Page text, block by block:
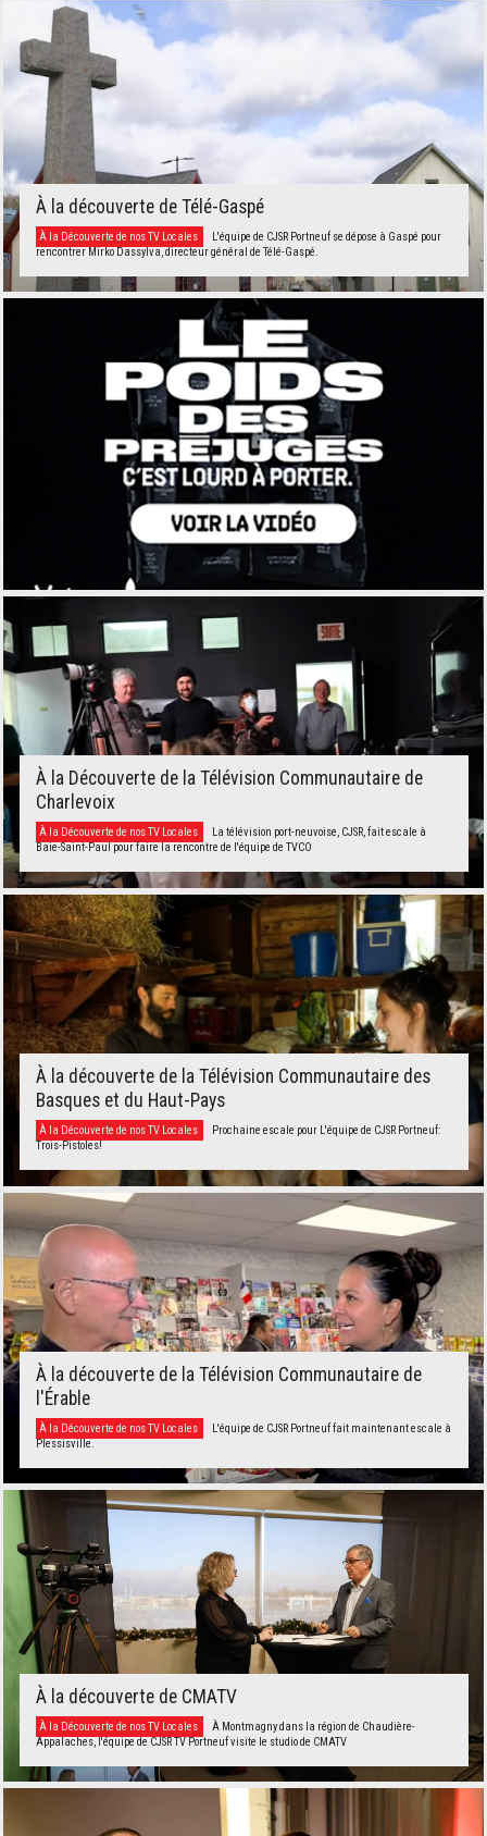
À la découverte de Télé-Gaspé
À la Découverte de nos TV Locales
L'équipe de CJSR Portneuf se dépose à Gaspé pour
rencontrer Mirko Dassylva, directeur général de Télé-Gaspé.
À la Découverte de la Télévision Communautaire de
Charlevoix
À la Découverte de nos TV Locales
La télévision port-neuvoise, CJSR, fait escale à
Baie-Saint-Paul pour faire la rencontre de l'équipe de TVCO
À la découverte de la Télévision Communautaire des
Basques et du Haut-Pays
À la Découverte de nos TV Locales
Prochaine escale pour L'équipe de CJSR Portneuf:
Trois-Pistoles!
À la découverte de la Télévision Communautaire de
l'Érable
À la Découverte de nos TV Locales
L'équipe de CJSR Portneuf fait maintenant escale à
Plessisville.
À la découverte de CMATV
À la Découverte de nos TV Locales
À Montmagny dans la région de Chaudière-
Appalaches, l'équipe de CJSR TV Portneuf visite le studio de CMATV